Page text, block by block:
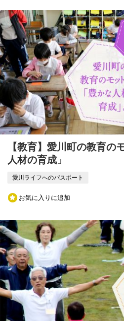
【教育】愛川町の教育の
人材の育成」
お気に入りに追加
愛川ライフへのパスポート